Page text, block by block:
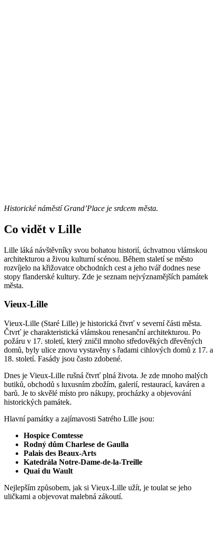
Historické náměstí Grand’Place je srdcem města.
Co vidět v Lille
Lille láká návštěvníky svou bohatou historií, úchvatnou vlámskou
architekturou a živou kulturní scénou. Během staletí se město
rozvíjelo na křižovatce obchodních cest a jeho tvář dodnes nese
stopy flanderské kultury. Zde je seznam nejvýznamějších památek
města.
Vieux-Lille
Vieux-Lille (Staré Lille) je historická čtvrť v severní části města.
Čtvrť je charakteristická vlámskou renesanční architekturou. Po
požáru v 17. století, který zničil mnoho středověkých dřevěných
domů, byly ulice znovu vystavěny s řadami cihlových domů z 17. a
18. století. Fasády jsou často zdobené.
Dnes je Vieux-Lille rušná čtvrť plná života. Je zde mnoho malých
butiků, obchodů s luxusním zbožím, galerií, restaurací, kaváren a
barů. Je to skvělé místo pro nákupy, procházky a objevování
historických památek.
Hlavní památky a zajímavosti Satrého Lille jsou:
Hospice Comtesse
Rodný dům Charlese de Gaulla
Palais des Beaux-Arts
Katedrála Notre-Dame-de-la-Treille
Quai du Wault
Nejlepším způsobem, jak si Vieux-Lille užít, je toulat se jeho
uličkami a objevovat malebná zákoutí.